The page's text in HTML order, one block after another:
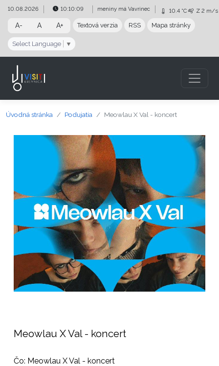
Preskočiť na obsah
Preskočiť na hlavné menu
10.08.2026 10:10:10 meniny máVavrinec 10.4 °C Z 2 m/s
A- A A+ Textová verzia RSS Mapa stránky
Select Language ▼
Úvodná stránka Podujatia Meowlau X Val - koncert
Meowlau X Val - koncert
Čo: Meowlau X Val - koncert